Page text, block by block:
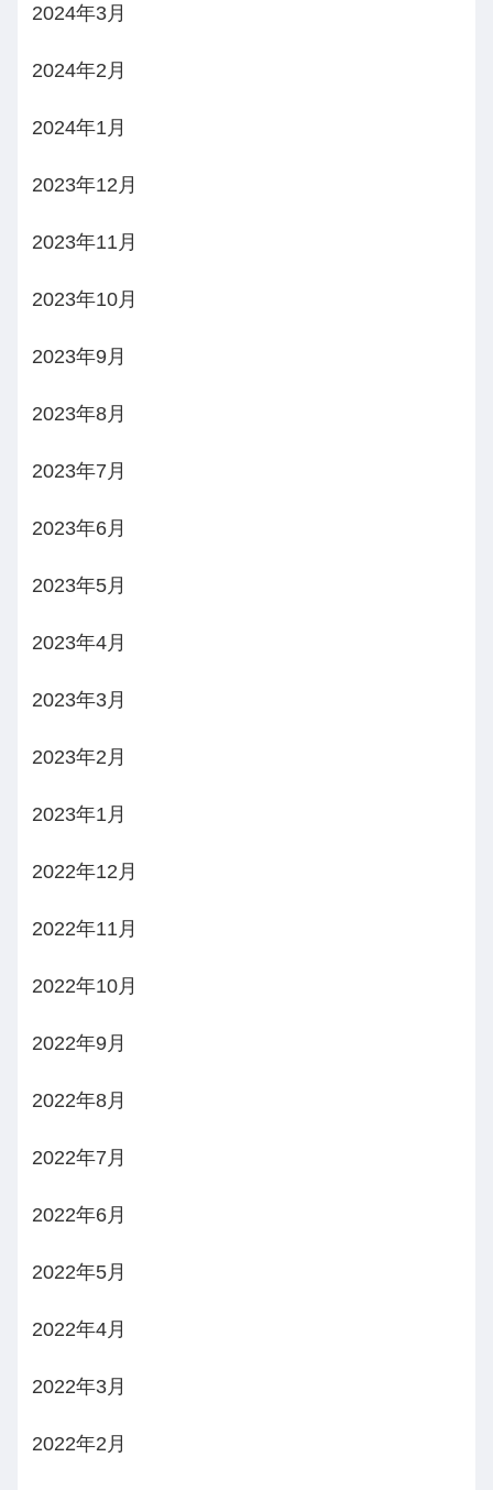
2024年3月
2024年2月
2024年1月
2023年12月
2023年11月
2023年10月
2023年9月
2023年8月
2023年7月
2023年6月
2023年5月
2023年4月
2023年3月
2023年2月
2023年1月
2022年12月
2022年11月
2022年10月
2022年9月
2022年8月
2022年7月
2022年6月
2022年5月
2022年4月
2022年3月
2022年2月